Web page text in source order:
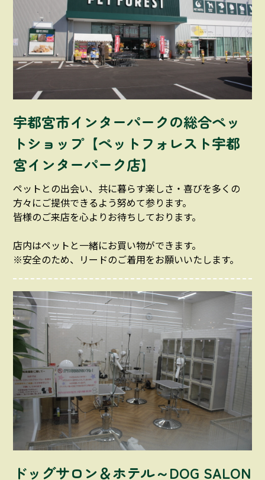
宇都宮市インターパークの総合ペッ
トショップ【ペットフォレスト宇都
宮インターパーク店】
ペットとの出会い、共に暮らす楽しさ・喜びを多くの
方々にご提供できるよう努めて参ります。
皆様のご来店を心よりお待ちしております。
店内はペットと一緒にお買い物ができます。
※安全のため、リードのご着用をお願いいたします。
ドッグサロン＆ホテル～DOG SALON